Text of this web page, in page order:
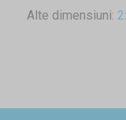
Alte dimensiuni: